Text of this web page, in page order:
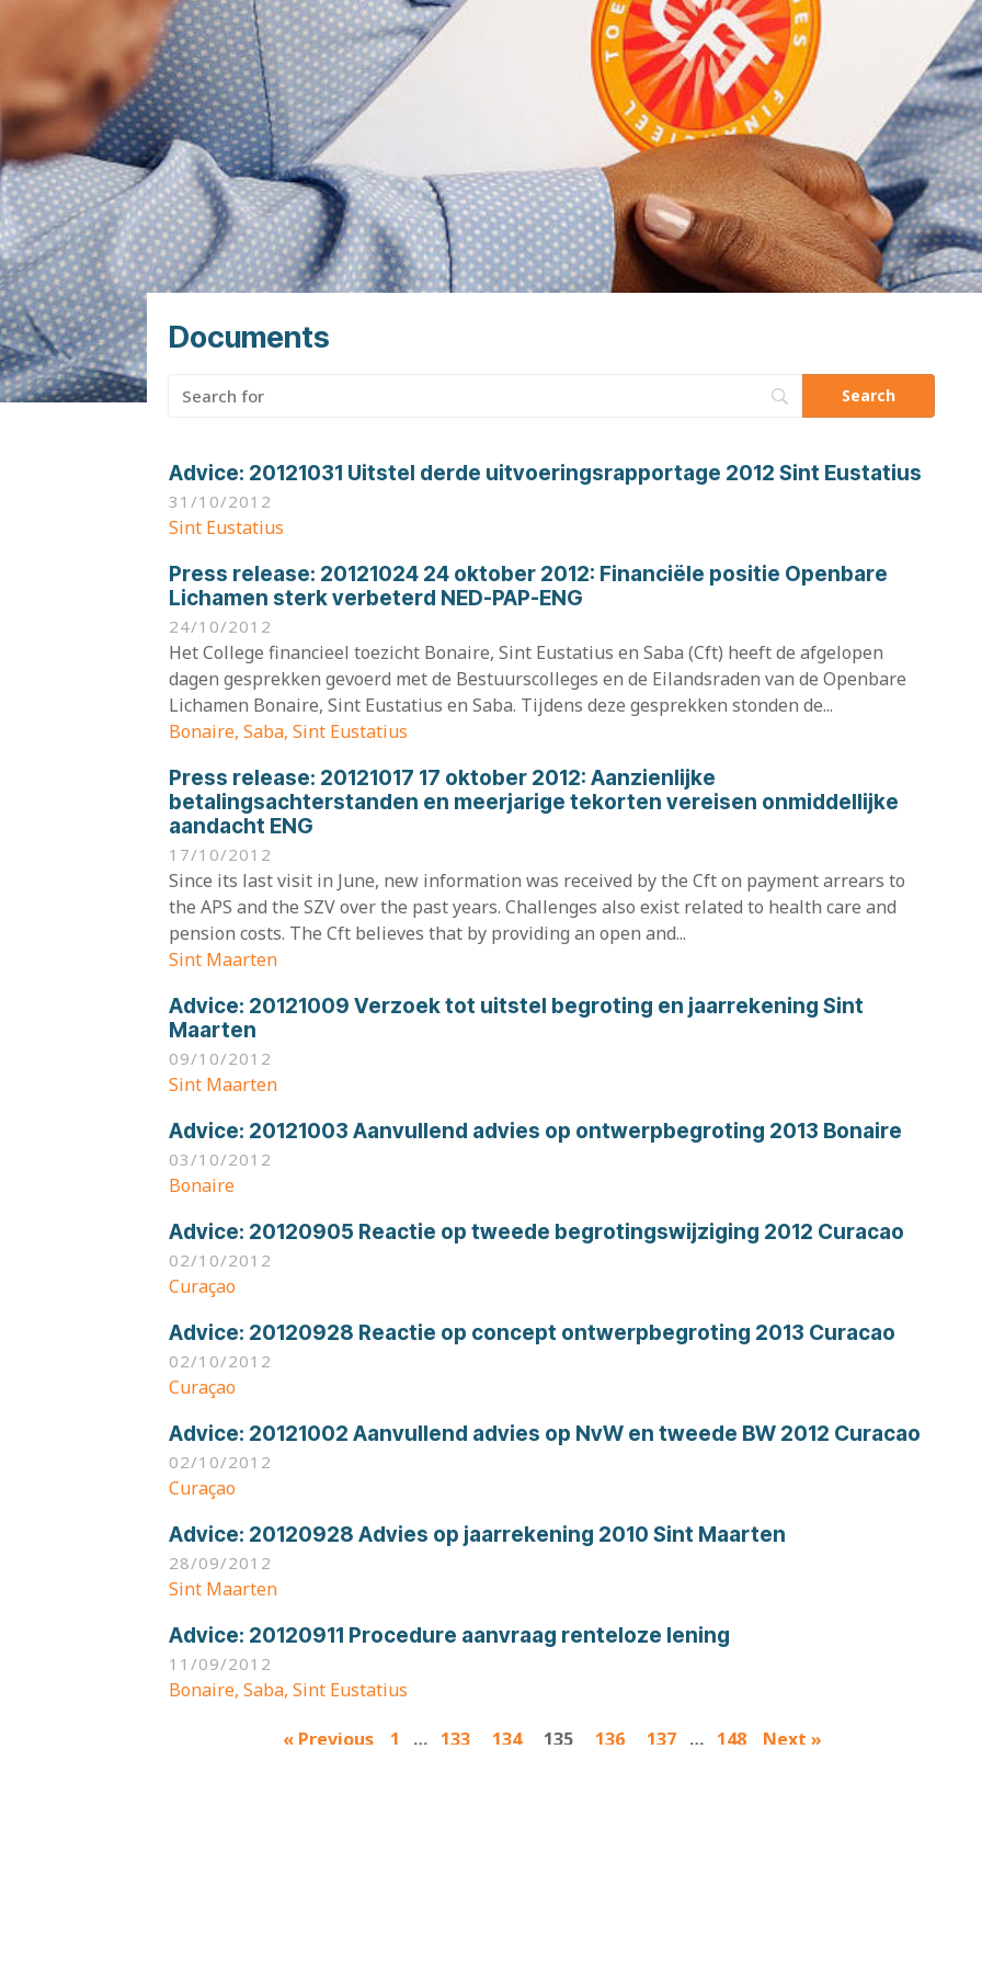
Documents
Search
Advice: 20121031 Uitstel derde uitvoeringsrapportage 2012 Sint Eustatius
31/10/2012
Sint Eustatius
Press release: 20121024 24 oktober 2012: Financiële positie Openbare
Lichamen sterk verbeterd NED-PAP-ENG
24/10/2012
Het College financieel toezicht Bonaire, Sint Eustatius en Saba (Cft) heeft de afgelopen
dagen gesprekken gevoerd met de Bestuurscolleges en de Eilandsraden van de Openbare
Lichamen Bonaire, Sint Eustatius en Saba. Tijdens deze gesprekken stonden de...
Bonaire, Saba, Sint Eustatius
Press release: 20121017 17 oktober 2012: Aanzienlijke
betalingsachterstanden en meerjarige tekorten vereisen onmiddellijke
aandacht ENG
17/10/2012
Since its last visit in June, new information was received by the Cft on payment arrears to
the APS and the SZV over the past years. Challenges also exist related to health care and
pension costs. The Cft believes that by providing an open and...
Sint Maarten
Advice: 20121009 Verzoek tot uitstel begroting en jaarrekening Sint
Maarten
09/10/2012
Sint Maarten
Advice: 20121003 Aanvullend advies op ontwerpbegroting 2013 Bonaire
03/10/2012
Bonaire
Advice: 20120905 Reactie op tweede begrotingswijziging 2012 Curacao
02/10/2012
Curaçao
Advice: 20120928 Reactie op concept ontwerpbegroting 2013 Curacao
02/10/2012
Curaçao
Advice: 20121002 Aanvullend advies op NvW en tweede BW 2012 Curacao
02/10/2012
Curaçao
Advice: 20120928 Advies op jaarrekening 2010 Sint Maarten
28/09/2012
Sint Maarten
Advice: 20120911 Procedure aanvraag renteloze lening
11/09/2012
Bonaire, Saba, Sint Eustatius
« Previous 1 … 133 134 135 136 137 … 148 Next »